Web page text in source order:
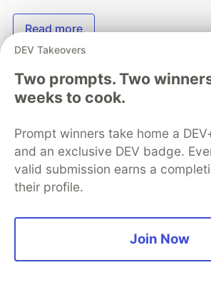
Read more
Top comments(0)
Code of Conduct
DEV Takeovers
Two prompts. Two
weeks to cook.
Prompt winners take home a
and an exclusive DEV badge.
valid submission earns a
their profile.
Join Now